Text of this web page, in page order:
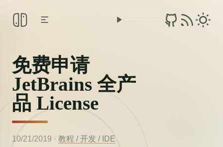
免费申请
JetBrains 全产
品 License
10/21/2019 · 教程 /开发 / IDE